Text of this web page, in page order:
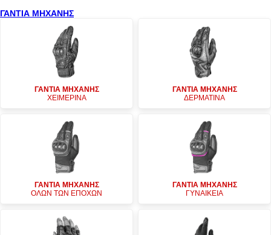
ΓΑΝΤΙΑ ΜΗΧΑΝΗΣ
ΓΑΝΤΙΑ ΜΗΧΑΝΗΣ
ΧΕΙΜΕΡΙΝΑ
ΓΑΝΤΙΑ ΜΗΧΑΝΗΣ
ΔΕΡΜΑΤΙΝΑ
ΓΑΝΤΙΑ ΜΗΧΑΝΗΣ
ΟΛΩΝ ΤΩΝ ΕΠΟΧΩΝ
ΓΑΝΤΙΑ ΜΗΧΑΝΗΣ
ΓΥΝΑΙΚΕΙΑ